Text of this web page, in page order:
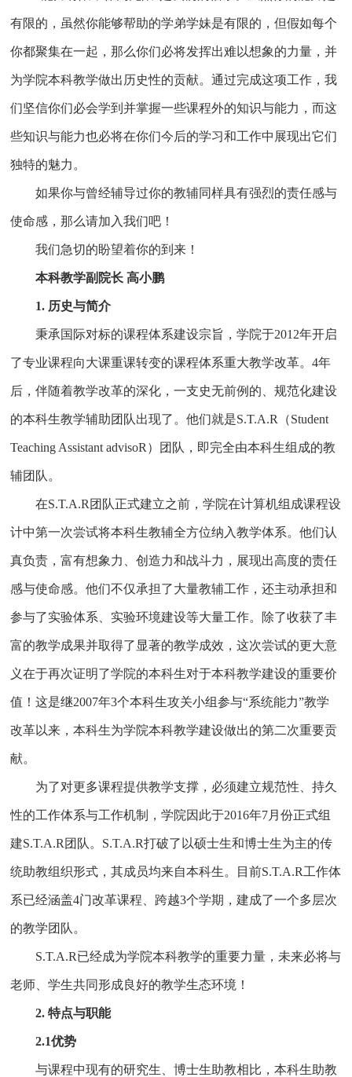
有限的，虽然你能够帮助的学弟学妹是有限的，但假如每个
你都聚集在一起，那么你们必将发挥出难以想象的力量，并
为学院本科教学做出历史性的贡献。通过完成这项工作，我
们坚信你们必会学到并掌握一些课程外的知识与能力，而这
些知识与能力也必将在你们今后的学习和工作中展现出它们
独特的魅力。
如果你与曾经辅导过你的教辅同样具有强烈的责任感与
使命感，那么请加入我们吧！
我们急切的盼望着你的到来！
本科教学副院长 高小鹏
1. 历史与简介
秉承国际对标的课程体系建设宗旨，学院于2012年开启
了专业课程向大课重课转变的课程体系重大教学改革。4年
后，伴随着教学改革的深化，一支史无前例的、规范化建设
的本科生教学辅助团队出现了。他们就是S.T.A.R（Student
Teaching Assistant advisoR）团队，即完全由本科生组成的教
辅团队。
在S.T.A.R团队正式建立之前，学院在计算机组成课程设
计中第一次尝试将本科生教辅全方位纳入教学体系。他们认
真负责，富有想象力、创造力和战斗力，展现出高度的责任
感与使命感。他们不仅承担了大量教辅工作，还主动承担和
参与了实验体系、实验环境建设等大量工作。除了收获了丰
富的教学成果并取得了显著的教学成效，这次尝试的更大意
义在于再次证明了学院的本科生对于本科教学建设的重要价
值！这是继2007年3个本科生攻关小组参与“系统能力”教学
改革以来，本科生为学院本科教学建设做出的第二次重要贡
献。
为了对更多课程提供教学支撑，必须建立规范性、持久
性的工作体系与工作机制，学院因此于2016年7月份正式组
建S.T.A.R团队。S.T.A.R打破了以硕士生和博士生为主的传
统助教组织形式，其成员均来自本科生。目前S.T.A.R工作体
系已经涵盖4门改革课程、跨越3个学期，建成了一个多层次
的教学团队。
S.T.A.R已经成为学院本科教学的重要力量，未来必将与
老师、学生共同形成良好的教学生态环境！
2. 特点与职能
2.1优势
与课程中现有的研究生、博士生助教相比，本科生助教